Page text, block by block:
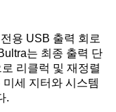
용 USB 출력 회로
는 최종 출력 단
리클럭 및 재정렬
세 지터와 시스템
.